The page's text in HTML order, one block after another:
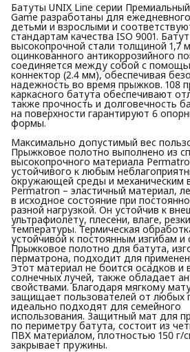
Батуты UNIX Line серии
Game разработаны для
детьми и взрослыми и
стандартам качества ISO 9001.
высокопрочной стали толщиной 1,7
оцинкованного антикоррозийного
соединяется между собой с
коннектор (2.4 мм), обеспечивая
надежность во время прыжков. 108
каркасного батута обеспечивают
также прочность и долговечность
на поверхности гарантируют 6
формы.
Максимально допустимый вес
Прыжковое полотно выполнено из
высокопрочного материала
устойчивого к любым
окружающей среды и механическим
Permatron – эластичный материал,
в исходное состояние при
разной нагрузкой. Он устойчив к
ультрафиолету, плесени, влаге,
температуры. Термическая
устойчивой к постоянным изгибам и
Прыжковое полотно для батута,
перматрона, подходит для
Этот материал не боится осадков и
солнечных лучей, также обладает
свойствами. Благодаря мягкому
защищает пользователей от любых
идеально подходят для семейного
использования. Защитный мат для
по периметру батута, состоит из
ПВХ материалом, плотностью 150 г/
закрывает пружины.